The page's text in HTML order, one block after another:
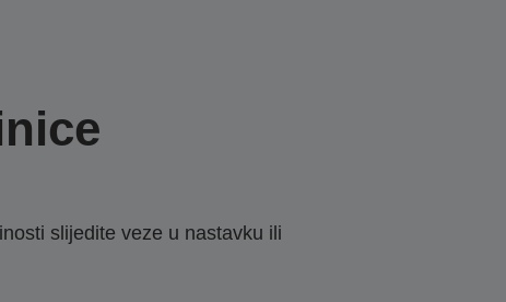
slijedite veze u nastavku ili